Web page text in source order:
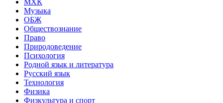
Музыка
ОБЖ
Обществознание
Право
Природоведение
Психология
Родной язык и литература
Русский язык
Технология
Физика
Физкультура и спорт